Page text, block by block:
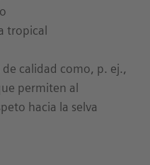
tropical
calidad como, p. ej.,
permiten al
hacia la selva